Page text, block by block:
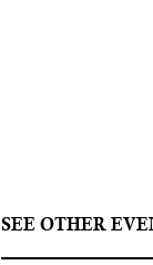
SEE OTHER